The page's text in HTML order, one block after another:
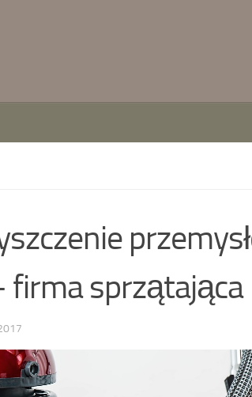
firma sprzątająca